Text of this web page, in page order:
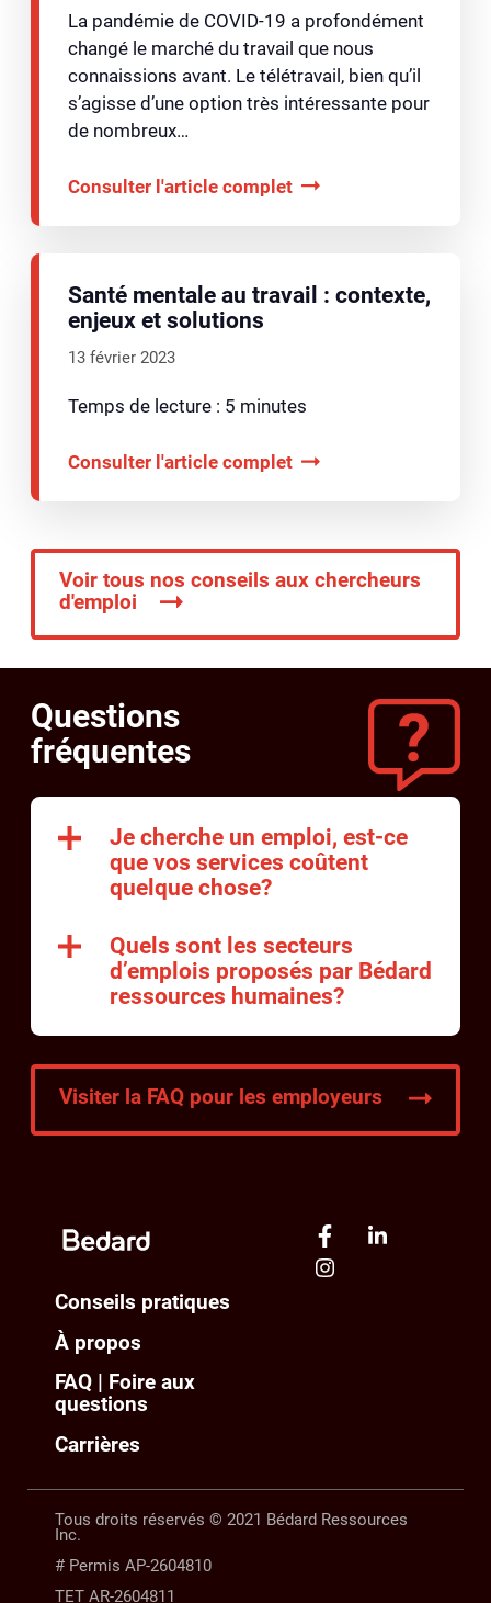
La pandémie de COVID-19 a profondément
changé le marché du travail que nous
connaissions avant. Le télétravail, bien qu’il
s’agisse d’une option très intéressante pour
de nombreux…
Consulter l'article complet
Santé mentale au travail : contexte,
enjeux et solutions
13 février 2023
Temps de lecture : 5 minutes
Consulter l'article complet
Voir tous nos conseils aux chercheurs
d'emploi
Questions
fréquentes
Je cherche un emploi, est-ce
que vos services coûtent
quelque chose?
Quels sont les secteurs
d’emplois proposés par Bédard
ressources humaines?
Visiter la FAQ pour les employeurs
Conseils pratiques
À propos
FAQ | Foire aux
questions
Carrières
Tous droits réservés © 2021 Bédard Ressources
Inc.
# Permis AP-2604810
TET AR-2604811